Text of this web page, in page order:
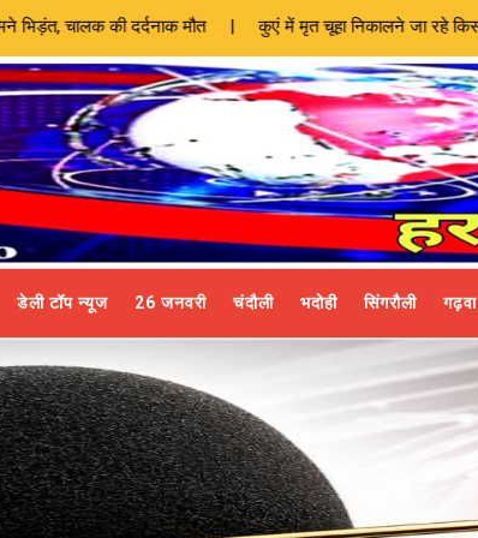
| कुएं में मृत चूहा निकालने जा रहे किसान को कोबरा ने डसा, मौत |
डेली टॉप न्यूज 26 जनवरी चंदौली भदोही सिंगरौली गढ़वा